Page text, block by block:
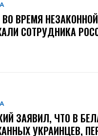
ВО ВРЕМЯ
СОТРУДНИКА
ЗАЯВИЛ, ЧТО В
УКРАИНЦЕВ,